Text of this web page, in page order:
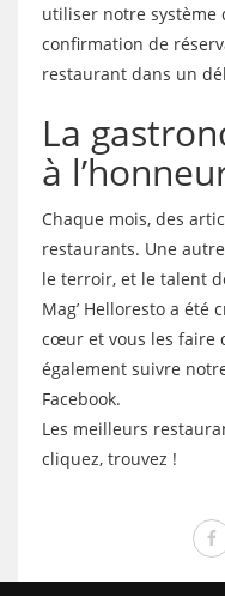
utiliser notre système
confirmation de
restaurant dans un
La
à
Chaque mois, des
restaurants. Une
le terroir, et le talent
Mag’ Helloresto a été
cœur et vous les faire
également suivre
Facebook.
Les meilleurs
cliquez, trouvez !